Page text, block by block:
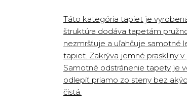
Táto kategória tapiet je
štruktúra dodáva tapetám
nezmršťuje a uľahčuje samotné
tapiet. Zakrýva jemné praskliny
Samotné odstránenie tapety je
odlepiť priamo zo steny bez
čistá.